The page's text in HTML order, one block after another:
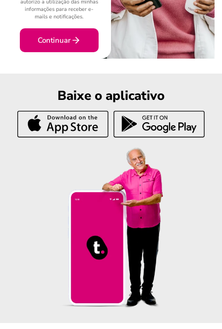
autorizo a utilização das minhas
informações para receber e-
mails e notificações.
Continuar
Baixe o aplicativo